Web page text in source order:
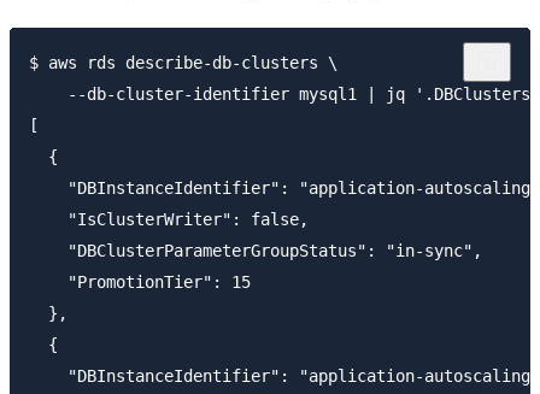
$ aws rds describe-db-clusters \
--db-cluster-identifier mysql1 | jq
[
  {
"DBInstanceIdentifier": "application-
    "IsClusterWriter": false,
    "DBClusterParameterGroupStatus": "in-sync",
    "PromotionTier": 15
  },
  {
"DBInstanceIdentifier": "application-